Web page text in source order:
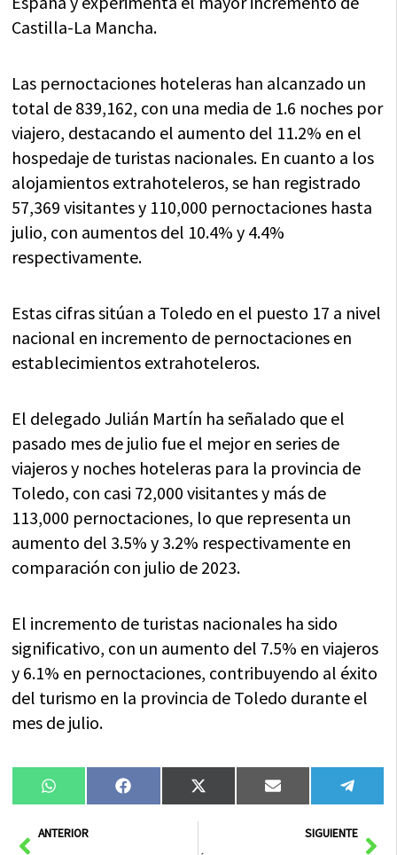
Castilla-La Mancha.
Las pernoctaciones hoteleras han alcanzado un
total de 839,162, con una media de 1.6 noches por
viajero, destacando el aumento del 11.2% en el
hospedaje de turistas nacionales. En cuanto a los
alojamientos extrahoteleros, se han registrado
57,369 visitantes y 110,000 pernoctaciones hasta
julio, con aumentos del 10.4% y 4.4%
respectivamente.
Estas cifras sitúan a Toledo en el puesto 17 a nivel
nacional en incremento de pernoctaciones en
establecimientos extrahoteleros.
El delegado Julián Martín ha señalado que el
pasado mes de julio fue el mejor en series de
viajeros y noches hoteleras para la provincia de
Toledo, con casi 72,000 visitantes y más de
113,000 pernoctaciones, lo que representa un
aumento del 3.5% y 3.2% respectivamente en
comparación con julio de 2023.
El incremento de turistas nacionales ha sido
significativo, con un aumento del 7.5% en viajeros
y 6.1% en pernoctaciones, contribuyendo al éxito
del turismo en la provincia de Toledo durante el
mes de julio.
Compartir
en
WhatsAppCompartir
en
FacebookCompartir
en
X
(Twitter)
Compartir
en
Email
en
AntANTERIOR SIGUIENTE